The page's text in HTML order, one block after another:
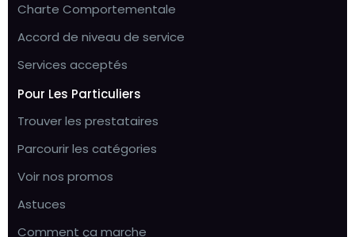
Charte Comportementale
Accord de niveau de service
Services acceptés
Pour Les Particuliers
Trouver les prestataires
Parcourir les catégories
Voir nos promos
Astuces
Comment ça marche